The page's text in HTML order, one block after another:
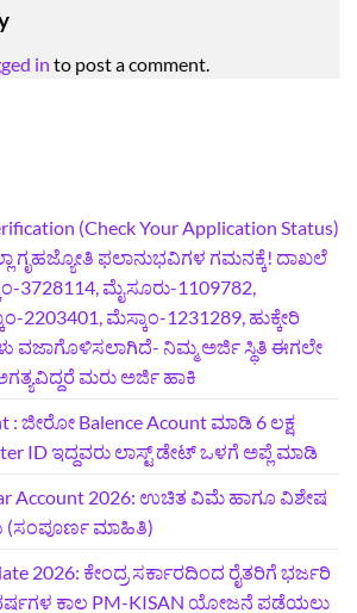
in to post a comment.
(Check Your Application Status)
ಗೃಹಜ್ಯೋತಿ ಫಲಾನುಭವಿಗಳ ಗಮನಕ್ಕೆ! ದಾಖಲೆ
3728114, ಮೈಸೂರು-1109782,
2203401, ಮೆಸ್ಕಾಂ-1231289, ಹುಕ್ಕೇರಿ
ವಜಾಗೊಳಿಸಲಾಗಿದೆ- ನಿಮ್ಮ ಅರ್ಜಿ ಸ್ಥಿತಿ ಈಗಲೇ
ಮರು ಅರ್ಜಿ ಹಾಕಿ
: ಜೀರೋ Balence Acount ಮಾಡಿ 6 ಲಕ್ಷ
ID ಇದ್ದವರು ಲಾಸ್ಟ್‌ ಡೇಟ್‌ ಒಳಗೆ ಅಪ್ಲೆ ಮಾಡಿ
Account 2026: ಉಚಿತ ವಿಮೆ ಹಾಗೂ ವಿಶೇಷ
(ಸಂಪೂರ್ಣ ಮಾಹಿತಿ)
2026: ಕೇಂದ್ರ ಸರ್ಕಾರದಿಂದ ರೈತರಿಗೆ ಭರ್ಜರಿ
ಕಾಲ PM-KISAN ಯೋಜನೆ ಪಡೆಯಲು